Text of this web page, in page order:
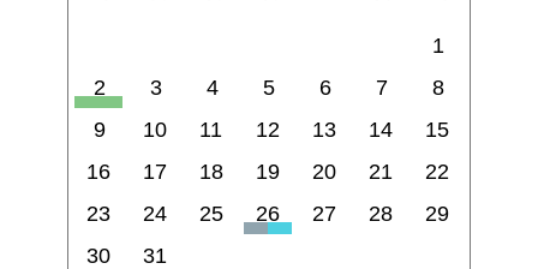
1
2
3 4 5 6 7
8
9
10 11 12 13 14
15
16
17 18 19 20 21
22
23
24 25 26 27 28
29
30
31